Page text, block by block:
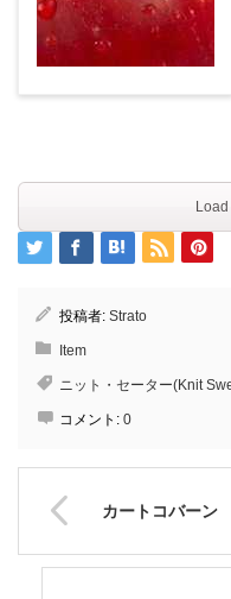
投稿者: Strato
Item
ニット・セーター(Knit
コメント: 0
カートコバーン